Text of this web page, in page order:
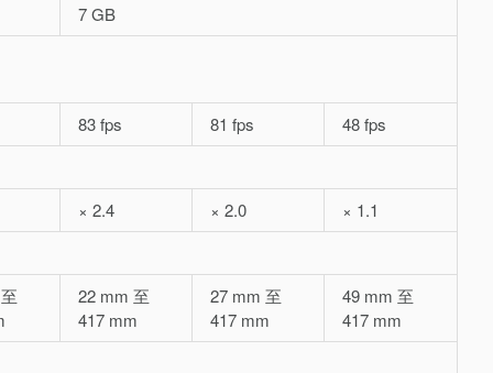
7 GB
83 fps 81 fps 48 fps
× 2.4 × 2.0 × 1.1
22 mm 至
417 mm
27 mm 至
417 mm
49 mm 至
417 mm